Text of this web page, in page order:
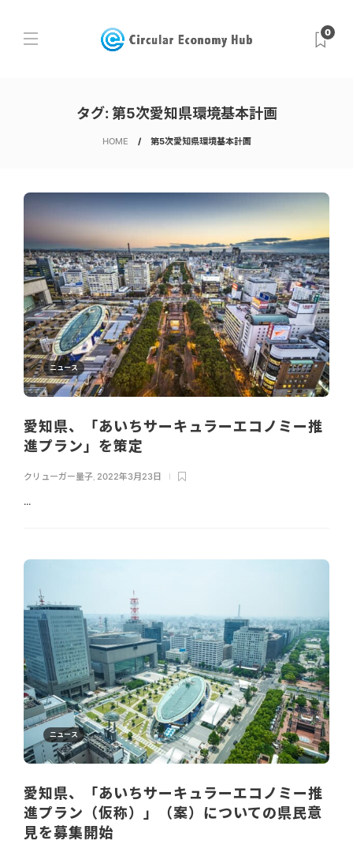
0
タグ: 第5次愛知県環境基本計画
HOME 第5次愛知県環境基本計画
ニュース
愛知県、「あいちサーキュラーエコノミー推
進プラン」を策定
クリューガー量子 2022年3月23日
...
ニュース
愛知県、「あいちサーキュラーエコノミー推
進プラン（仮称）」（案）についての県民意
見を募集開始